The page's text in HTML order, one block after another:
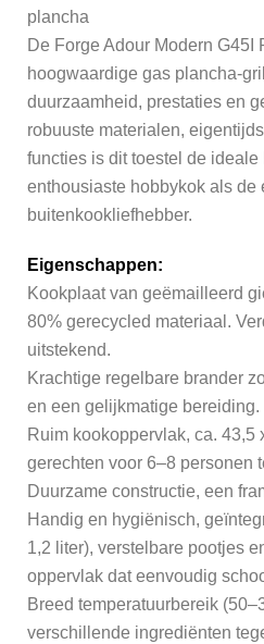
plancha
De Forge Adour Modern G45I
hoogwaardige gas plancha-
duurzaamheid, prestaties en
robuuste materialen,
functies is dit toestel de
enthousiaste hobbykok als de
buitenkookliefhebber.
Eigenschappen:
Kookplaat van geëmailleerd
80% gerecycled materiaal.
uitstekend.
Krachtige regelbare brander
en een gelijkmatige bereiding.
Ruim kookoppervlak, ca. 43,5
gerechten voor 6–8 personen
Duurzame constructie, een
Handig en hygiënisch,
1,2 liter), verstelbare pootjes
oppervlak dat eenvoudig
Breed temperatuurbereik
verschillende ingrediënten